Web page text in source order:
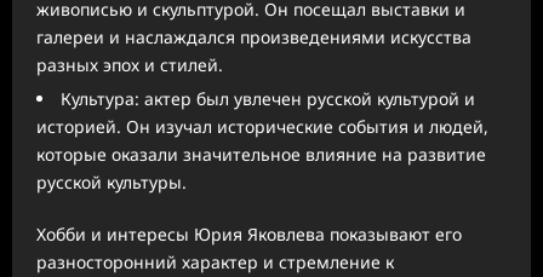
живописью и скульптурой. Он посещал выставки и
галереи и наслаждался произведениями искусства
разных эпох и стилей.
Культура: актер был увлечен русской культурой и
историей. Он изучал исторические события и людей,
которые оказали значительное влияние на развитие
русской культуры.
Хобби и интересы Юрия Яковлева показывают его
разносторонний характер и стремление к